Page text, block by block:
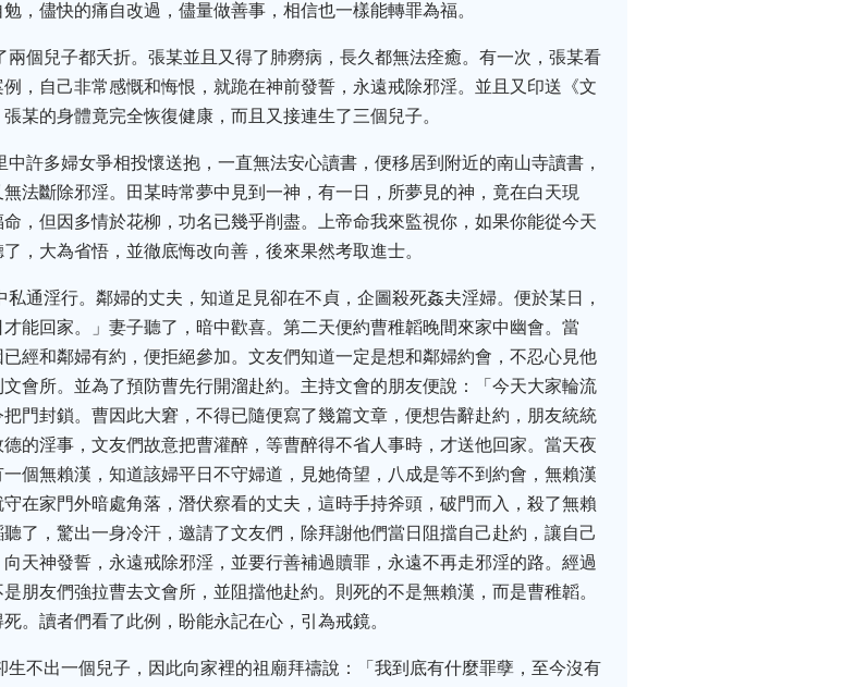
，儘快的痛自改過，儘量做善事，相信也一樣能轉罪為福。
個兒子都夭折。張某並且又得了肺癆病，長久都無法痊癒。有一次，張某看
，自己非常感慨和悔恨，就跪在神前發誓，永遠戒除邪淫。並且又印送《文
某的身體竟完全恢復健康，而且又接連生了三個兒子。
許多婦女爭相投懷送抱，一直無法安心讀書，便移居到附近的南山寺讀書，
法斷除邪淫。田某時常夢中見到一神，有一日，所夢見的神，竟在白天現
，但因多情於花柳，功名已幾乎削盡。上帝命我來監視你，如果你能從今天
，大為省悟，並徹底悔改向善，後來果然考取進士。
通淫行。鄰婦的丈夫，知道足見卻在不貞，企圖殺死姦夫淫婦。便於某日，
能回家。」妻子聽了，暗中歡喜。第二天便約曹稚韜晚間來家中幽會。當
經和鄰婦有約，便拒絕參加。文友們知道一定是想和鄰婦約會，不忍心見他
會所。並為了預防曹先行開溜赴約。主持文會的朋友便說：「今天大家輪流
門封鎖。曹因此大窘，不得已隨便寫了幾篇文章，便想告辭赴約，朋友統統
的淫事，文友們故意把曹灌醉，等曹醉得不省人事時，才送他回家。當天夜
個無賴漢，知道該婦平日不守婦道，見她倚望，八成是等不到約會，無賴漢
在家門外暗處角落，潛伏察看的丈夫，這時手持斧頭，破門而入，殺了無賴
了，驚出一身冷汗，邀請了文友們，除拜謝他們當日阻擋自己赴約，讓自己
天神發誓，永遠戒除邪淫，並要行善補過贖罪，永遠不再走邪淫的路。經過
友們強拉曹去文會所，並阻擋他赴約。則死的不是無賴漢，而是曹稚韜。
。讀者們看了此例，盼能永記在心，引為戒鏡。
不出一個兒子，因此向家裡的祖廟拜禱說：「我到底有什麼罪孽，至今沒有